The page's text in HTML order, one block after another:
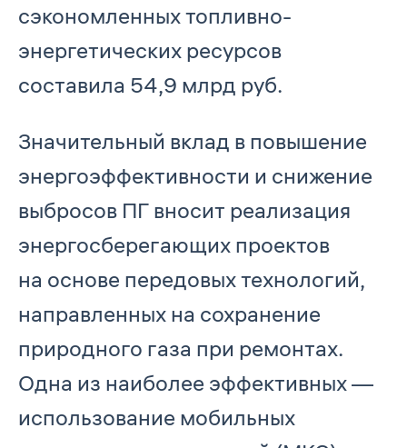
сэкономленных топливно-
энергетических ресурсов
составила 54,9 млрд руб.
Значительный вклад в повышение
энергоэффективности и снижение
выбросов ПГ вносит реализация
энергосберегающих проектов
на основе передовых технологий,
направленных на сохранение
природного газа при ремонтах.
Одна из наиболее эффективных —
использование мобильных